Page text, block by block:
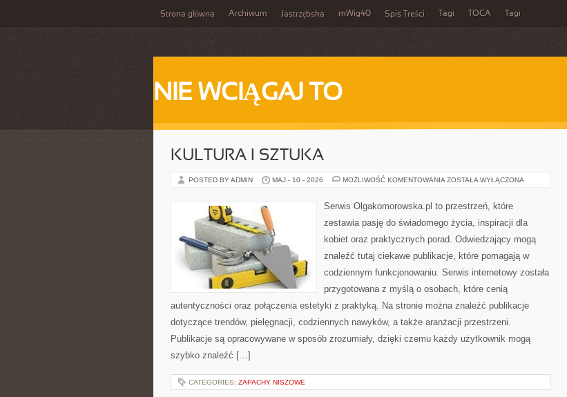
Strona główna Archiwum Jastrzębska mWig40 Spis Treści Tagi TOCA Tagi
NIE WCIĄGAJ TO
KULTURA I SZTUKA
POSTED BY ADMIN MAJ - 10 - 2026 MOŻLIWOŚĆ KOMENTOWANIA KULTURA
ZOSTAŁA WYŁĄCZONA
Serwis Olgakomorowska.pl to przestrzeń, które
zestawia pasję do świadomego życia, inspiracji dla
kobiet oraz praktycznych porad. Odwiedzający mogą
znaleźć tutaj ciekawe publikacje, które pomagają w
codziennym funkcjonowaniu. Serwis internetowy została
przygotowana z myślą o osobach, które cenią
autentyczności oraz połączenia estetyki z praktyką. Na stronie można znaleźć publikacje
dotyczące trendów, pielęgnacji, codziennych nawyków, a także aranżacji przestrzeni.
Publikacje są opracowywane w sposób zrozumiały, dzięki czemu każdy użytkownik mogą
szybko znaleźć […]
CATEGORIES: ZAPACHY NISZOWE